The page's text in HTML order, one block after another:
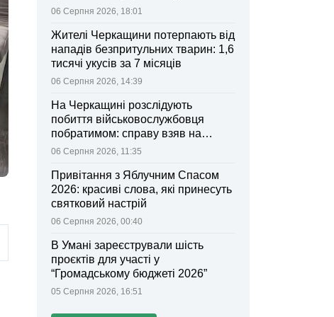
тривоги
06 Серпня 2026, 18:01
Жителі Черкащини потерпають від
нападів безпритульних тварин: 1,6
тисячі укусів за 7 місяців
06 Серпня 2026, 14:39
На Черкащині розслідують
побиття військовослужбовця
побратимом: справу взяв на
контроль Лубінець
06 Серпня 2026, 11:35
Привітання з Яблучним Спасом
2026: красиві слова, які принесуть
святковий настрій
06 Серпня 2026, 00:40
В Умані зареєстрували шість
проєктів для участі у
“Громадському бюджеті 2026”
05 Серпня 2026, 16:51